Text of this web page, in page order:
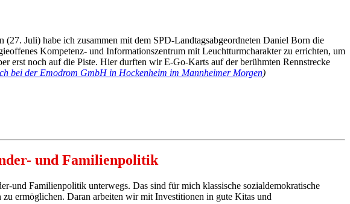
Juli) habe ich zusammen mit dem SPD-Landtagsabgeordneten Daniel Born die
Kompetenz- und Informationszentrum mit Leuchtturmcharakter zu errichten, um
erst noch auf die Piste. Hier durften wir E-Go-Karts auf der berühmten Rennstrecke
bei der Emodrom GmbH in Hockenheim im Mannheimer Morgen)
und Familienpolitik
und Familienpolitik unterwegs. Das sind für mich klassische sozialdemokratische
ermöglichen. Daran arbeiten wir mit Investitionen in gute Kitas und